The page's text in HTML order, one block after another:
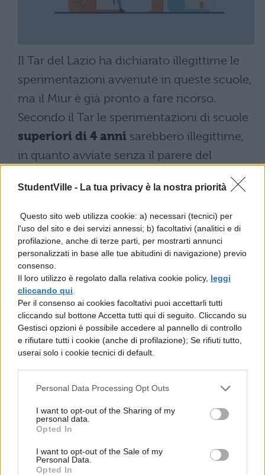
StudentVille - La tua privacy è la nostra priorità
Questo sito web utilizza cookie: a) necessari (tecnici) per
l'uso del sito e dei servizi annessi; b) facoltativi (analitici e di
profilazione, anche di terze parti, per mostrarti annunci
personalizzati in base alle tue abitudini di navigazione) previo
consenso.
Il loro utilizzo è regolato dalla relativa cookie policy, leggi
cliccando qui
Per il consenso ai cookies facoltativi puoi accettarli tutti
cliccando sul bottone Accetta tutti qui di seguito. Cliccando su
Gestisci opzioni è possibile accedere al pannello di controllo
e rifiutare tutti i cookie (anche di profilazione); Se rifiuti tutto,
userai solo i cookie tecnici di default.
Personal Data Processing Opt Outs
I want to opt-out of the Sharing of my
personal data.
Opted In
I want to opt-out of the Sale of my
Personal Data.
Opted In
Il Tar del Lazio ha dichiarato illegittime le
sperimentazioni avvenute in queste scuole,
ma il Miur è già pronto a fare ricorso.
Secondo il Tar le sperimentazioni di scuole
superiori di 4 anni sarebbero illegittime,
in quanto avviate senza il parere del
Consiglio nazionale di pubblica istruzione
(Cnpi), abolito da gennaio 2013. Inoltre, si
sono create disparità tra gli studenti delle
scuole quinquennali e quadriennali.
Secondo Mimmo Pantaleo poi, la riduzione
degli anni scolastici non è altro che una
manovra del Governo per tagliare organici
e risorse alle scuole.
Il Miur farà comunque ricorso contro la
decisione del Tar, poiché, in base al decreto
legge 90 del 2014, il parere del Cnpi non è
necessario finché questo organo non verrà
ricostituito. Inoltre, per quanto riguarda la
disparità tra gli studenti, il Miur sostiene che
si tratta di percorsi sperimentali previsti dal
dpr del 1999, secondo cui si possono